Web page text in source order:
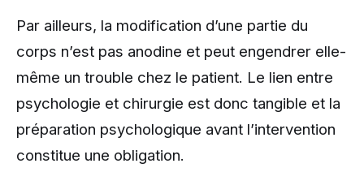
Par ailleurs, la modification d’une partie du
corps n’est pas anodine et peut engendrer elle-
même un trouble chez le patient. Le lien entre
psychologie et chirurgie est donc tangible et la
préparation psychologique avant l’intervention
constitue une obligation.